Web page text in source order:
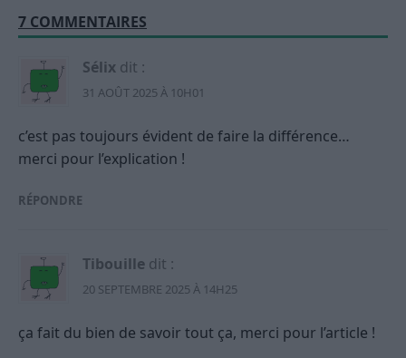
7 COMMENTAIRES
Sélix dit :
31 AOÛT 2025 À 10H01
c’est pas toujours évident de faire la différence…
merci pour l’explication !
RÉPONDRE
Tibouille dit :
20 SEPTEMBRE 2025 À 14H25
ça fait du bien de savoir tout ça, merci pour l’article !